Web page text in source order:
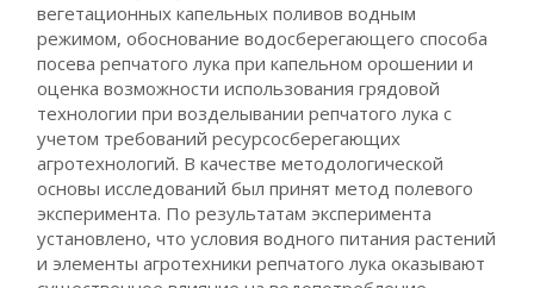
вегетационных капельных поливов водным
режимом, обоснование водосберегающего способа
посева репчатого лука при капельном орошении и
оценка возможности использования грядовой
технологии при возделывании репчатого лука с
учетом требований ресурсосберегающих
агротехнологий. В качестве методологической
основы исследований был принят метод полевого
эксперимента. По результатам эксперимента
установлено, что условия водного питания растений
и элементы агротехники репчатого лука оказывают